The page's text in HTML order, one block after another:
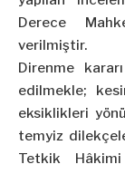
Derece
verilmiştir.
Direnme
edilmekle;
eksiklikleri
temyiz
Tetkik